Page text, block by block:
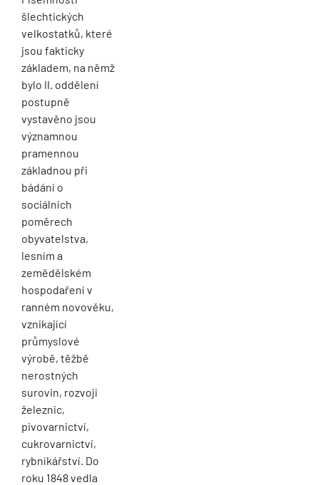
šlechtických
velkostatků, které
jsou fakticky
základem, na němž
bylo II. oddělení
postupně
vystavěno jsou
významnou
pramennou
základnou při
bádání o
sociálních
poměrech
obyvatelstva,
lesním a
zemědělském
hospodaření v
ranném novověku,
vznikající
průmyslové
výrobě, těžbě
nerostných
surovin, rozvoji
železnic,
pivovarnictví,
cukrovarnictví,
rybníkářství. Do
roku 1848 vedla